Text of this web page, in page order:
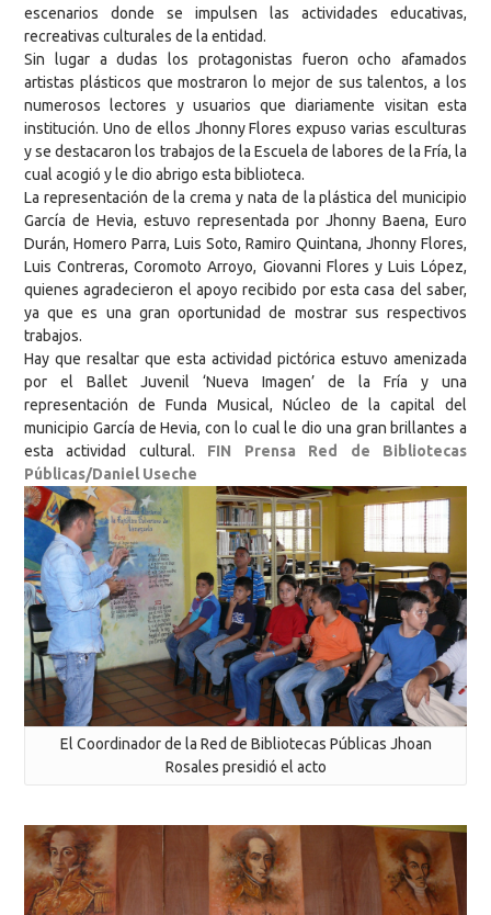
escenarios donde se impulsen las actividades educativas,
recreativas culturales de la entidad.
Sin lugar a dudas los protagonistas fueron ocho afamados
artistas plásticos que mostraron lo mejor de sus talentos, a los
numerosos lectores y usuarios que diariamente visitan esta
institución. Uno de ellos Jhonny Flores expuso varias esculturas
y se destacaron los trabajos de la Escuela de labores de la Fría, la
cual acogió y le dio abrigo esta biblioteca.
La representación de la crema y nata de la plástica del municipio
García de Hevia, estuvo representada por Jhonny Baena, Euro
Durán, Homero Parra, Luis Soto, Ramiro Quintana, Jhonny Flores,
Luis Contreras, Coromoto Arroyo, Giovanni Flores y Luis López,
quienes agradecieron el apoyo recibido por esta casa del saber,
ya que es una gran oportunidad de mostrar sus respectivos
trabajos.
Hay que resaltar que esta actividad pictórica estuvo amenizada
por el Ballet Juvenil ‘Nueva Imagen’ de la Fría y una
representación de Funda Musical, Núcleo de la capital del
municipio García de Hevia, con lo cual le dio una gran brillantes a
esta actividad cultural. FIN Prensa Red de Bibliotecas
Públicas/Daniel Useche
El Coordinador de la Red de Bibliotecas Públicas Jhoan
Rosales presidió el acto